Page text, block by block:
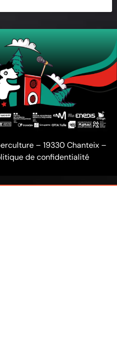
– 19330 Chanteix –
de confidentialité